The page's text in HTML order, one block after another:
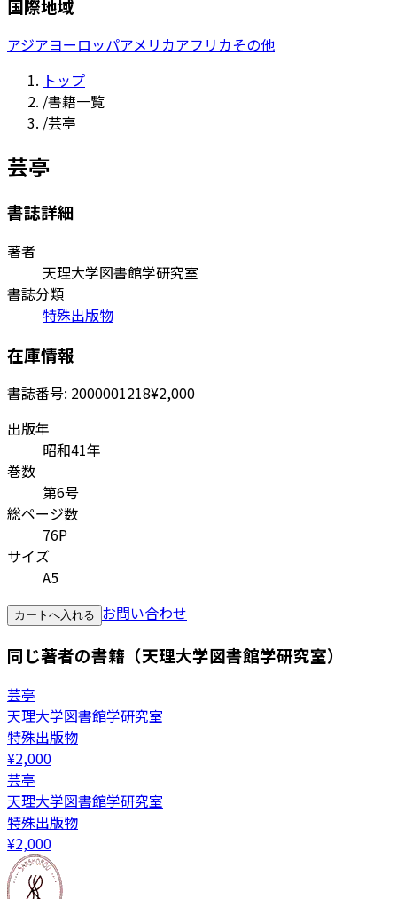
国際地域
アジアヨーロッパアメリカアフリカその他
トップ
/書籍一覧
/芸亭
芸亭
書誌詳細
著者
天理大学図書館学研究室
書誌分類
特殊出版物
在庫情報
書誌番号: 2000001218¥2,000
出版年
昭和41年
巻数
第6号
総ページ数
76P
サイズ
A5
カートへ入れる お問い合わせ
同じ著者の書籍（天理大学図書館学研究室）
芸亭
天理大学図書館学研究室
特殊出版物
¥2,000
芸亭
天理大学図書館学研究室
特殊出版物
¥2,000